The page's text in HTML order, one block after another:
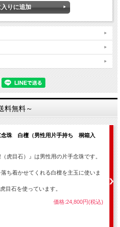
料無料～
念珠 白檀（男性用片手持ち 桐箱入
虎目石）』は男性用の片手念珠です。
ち着かせてくれる白檀を主玉に使いま
目石を使っています。
価格:24,800円(税込)